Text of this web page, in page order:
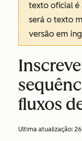
texto oficial é
será o texto
versão em
fluxos
Ultima atualização: